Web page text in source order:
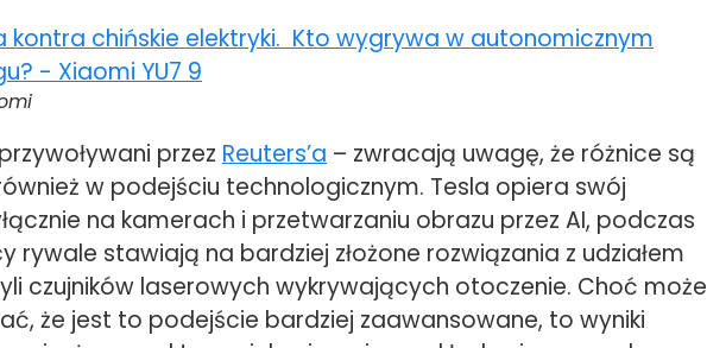
przez Reuters’a – zwracają uwagę, że różnice są
w podejściu technologicznym. Tesla opiera swój
na kamerach i przetwarzaniu obrazu przez AI, podczas
rywale stawiają na bardziej złożone rozwiązania z udziałem
czujników laserowych wykrywających otoczenie. Choć może
że jest to podejście bardziej zaawansowane, to wyniki